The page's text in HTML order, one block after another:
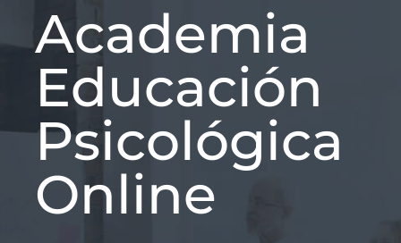
Academia
Educación
Psicológica
Online